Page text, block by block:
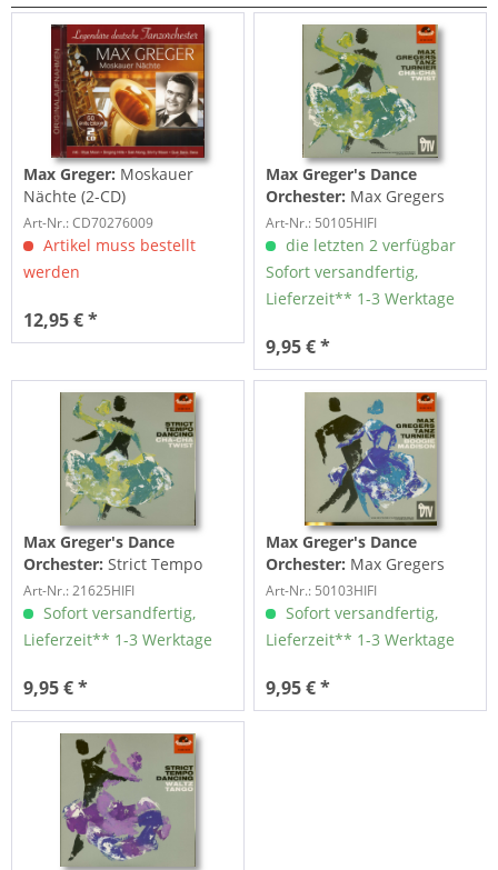
Max Greger: Moskauer
Nächte (2-CD)
Art-Nr.: CD70276009
Artikel muss bestellt
werden
12,95 € *
Max Greger's Dance
Orchester: Max Gregers
Tanz Turnier - Cha-Cha &
Twist...
Art-Nr.: 50105HIFI
die letzten 2 verfügbar
Sofort versandfertig,
Lieferzeit** 1-3 Werktage
9,95 € *
Max Greger's Dance
Orchester:Strict Tempo
Dancing - Cha Cha & Twist
(7inch,...
Art-Nr.: 21625HIFI
Sofort versandfertig,
Lieferzeit** 1-3 Werktage
9,95 € *
Max Greger's Dance
Orchester: Max Gregers
Tanzturnier - Boogie &
Madison...
Art-Nr.: 50103HIFI
Sofort versandfertig,
Lieferzeit** 1-3 Werktage
9,95 € *